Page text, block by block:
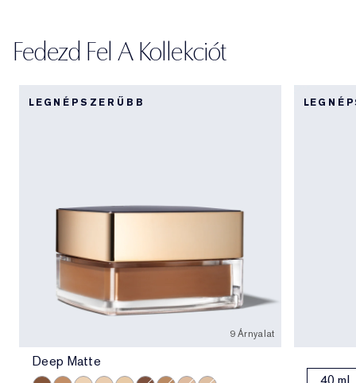
Fedezd Fel A Kollekciót
LEGNÉPSZERŰBB
9 Árnyalat
Deep Matte